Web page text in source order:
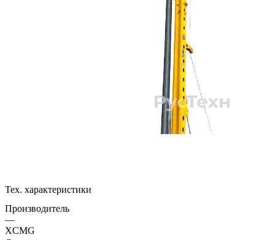
Тех. характеристики
Производитель
—
XCMG